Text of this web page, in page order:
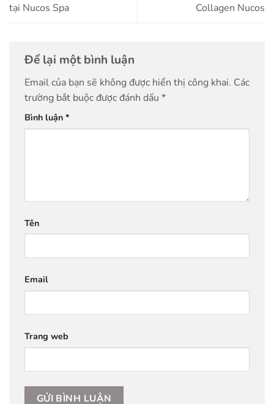
tại Nucos Spa
Collagen Nucos
Để lại một bình luận
Email của bạn sẽ không được hiển thị công khai. Các
trường bắt buộc được đánh dấu *
Bình luận *
Tên
Email
Trang web